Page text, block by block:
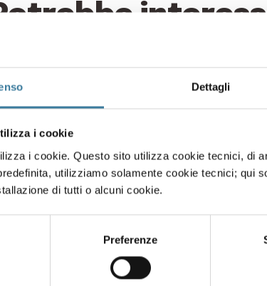
Dettagli
i cookie
i cookie. Questo sito utilizza cookie tecnici, di
utilizziamo solamente cookie tecnici; qui
di tutti o alcuni cookie.
Preferenze